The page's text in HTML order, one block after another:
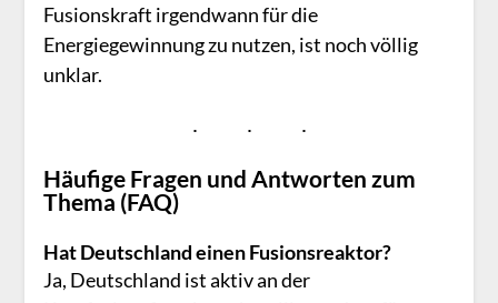
Fusionskraft irgendwann für die
Energiegewinnung zu nutzen, ist noch völlig
unklar.
Häufige Fragen und Antworten zum
Thema (FAQ)
Hat Deutschland einen Fusionsreaktor?
Ja, Deutschland ist aktiv an der